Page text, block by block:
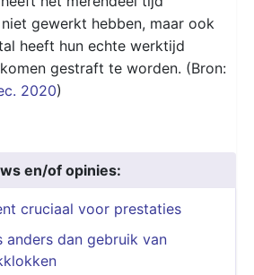
gewerkt hebben, maar ook
heeft hun echte werktijd
gestraft te worden. (Bron:
2020)
en/of opinies:
cruciaal voor prestaties
anders dan gebruik van